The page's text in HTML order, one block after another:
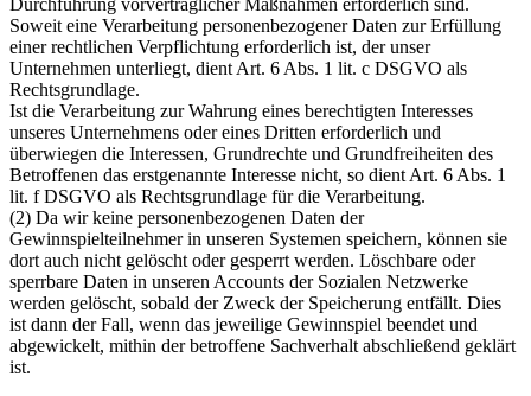
Durchführung vorvertraglicher Maßnahmen erforderlich sind.
Soweit eine Verarbeitung personenbezogener Daten zur Erfüllung
einer rechtlichen Verpflichtung erforderlich ist, der unser
Unternehmen unterliegt, dient Art. 6 Abs. 1 lit. c DSGVO als
Rechtsgrundlage.
Ist die Verarbeitung zur Wahrung eines berechtigten Interesses
unseres Unternehmens oder eines Dritten erforderlich und
überwiegen die Interessen, Grundrechte und Grundfreiheiten des
Betroffenen das erstgenannte Interesse nicht, so dient Art. 6 Abs. 1
lit. f DSGVO als Rechtsgrundlage für die Verarbeitung.
(2) Da wir keine personenbezogenen Daten der
Gewinnspielteilnehmer in unseren Systemen speichern, können sie
dort auch nicht gelöscht oder gesperrt werden. Löschbare oder
sperrbare Daten in unseren Accounts der Sozialen Netzwerke
werden gelöscht, sobald der Zweck der Speicherung entfällt. Dies
ist dann der Fall, wenn das jeweilige Gewinnspiel beendet und
abgewickelt, mithin der betroffene Sachverhalt abschließend geklärt
ist.